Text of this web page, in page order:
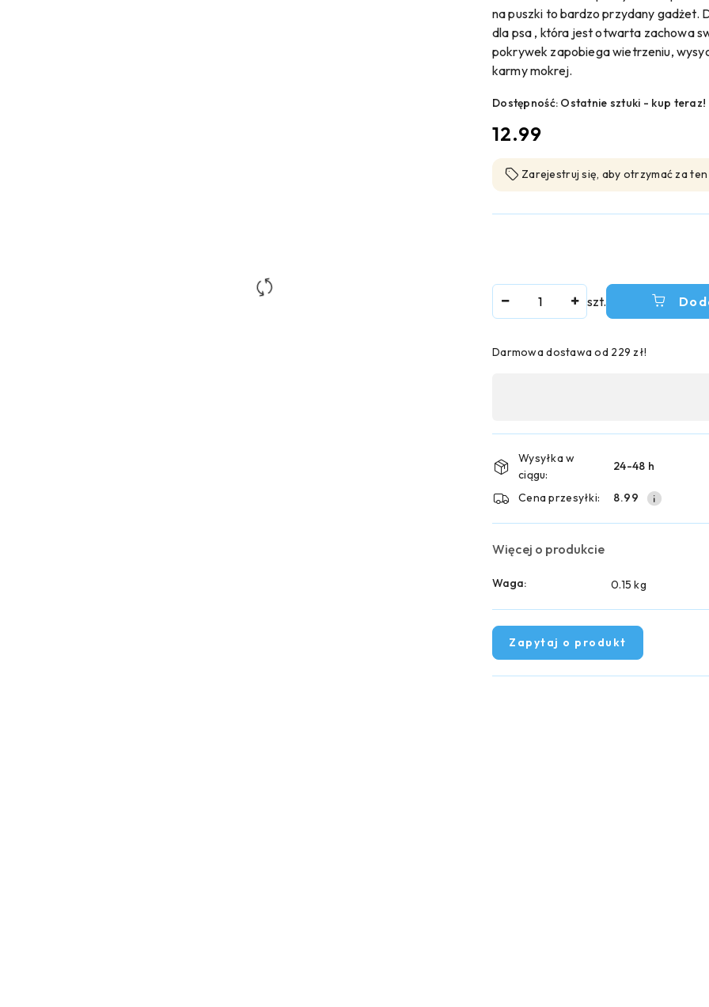
na puszki to bardzo przydany gadżet.
dla psa , która jest otwarta zachowa
pokrywek zapobiega wietrzeniu,
karmy mokrej.
Dostępność: Ostatnie sztuki - kup teraz!
cena:
12.99
Zarejestruj się, aby otrzymać za
szt.
Darmowa dostawa od 229 zł!
płatność
i
dostawa
Wysyłka w
ciągu:
24-48 h
Cena przesyłki: 8.99
Więcej o produkcie
Waga: 0.15 kg
Zapytaj o produkt